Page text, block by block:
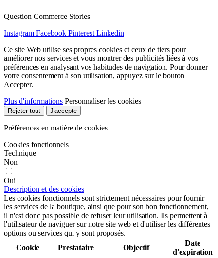
Question Commerce Stories
Instagram Facebook Pinterest Linkedin
Ce site Web utilise ses propres cookies et ceux de tiers pour
améliorer nos services et vous montrer des publicités liées à vos
préférences en analysant vos habitudes de navigation. Pour donner
votre consentement à son utilisation, appuyez sur le bouton
Accepter.
Plus d'informations Personnaliser les cookies
Rejeter tout J'accepte
Préférences en matière de cookies
Cookies fonctionnels
Technique
Non
Oui
Description et des cookies
Les cookies fonctionnels sont strictement nécessaires pour fournir
les services de la boutique, ainsi que pour son bon fonctionnement,
il n'est donc pas possible de refuser leur utilisation. Ils permettent à
l'utilisateur de naviguer sur notre site web et d'utiliser les différentes
options ou services qui y sont proposés.
Cookie
Prestataire Objectif
Date
d'expiration